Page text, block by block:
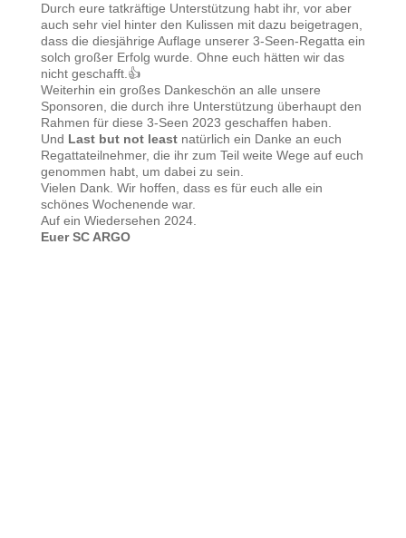
Durch eure tatkräftige Unterstützung habt ihr, vor aber
auch sehr viel hinter den Kulissen mit dazu beigetragen,
dass die diesjährige Auflage unserer 3-Seen-Regatta ein
solch großer Erfolg wurde. Ohne euch hätten wir das
nicht geschafft.👍
Weiterhin ein großes Dankeschön an alle unsere
Sponsoren, die durch ihre Unterstützung überhaupt den
Rahmen für diese 3-Seen 2023 geschaffen haben.
Und Last but not leastnatürlich ein Danke an euch
Regattateilnehmer, die ihr zum Teil weite Wege auf euch
genommen habt, um dabei zu sein.
Vielen Dank. Wir hoffen, dass es für euch alle ein
schönes Wochenende war.
Auf ein Wiedersehen 2024.
Euer SC ARGO